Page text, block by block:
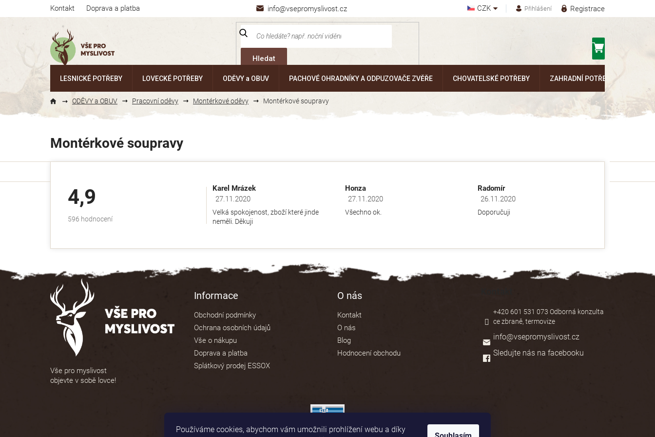
Používáme cookies, abychom vám umožnili prohlížení webu a díky
info@vsepromyslivost.cz
Kontakt Doprava a platba CZK Registrace
Přihlášení
Hledat
LESNICKÉ POTŘEBY LOVECKÉ POTŘEBY ODĚVY a OBUV PACHOVÉ OHRADNÍKY A ODPUZOVAČE ZVĚŘE CHOVATELSKÉ POTŘEBY ZAHRADNÍ POTŘEBY
ODĚVY a OBUV Pracovní oděvy Montérkové oděvy Montérkové soupravy
Montérkové soupravy
4,9
Průměrné
5
hvězdiček.
596 hodnocení
Karel Mrázek
Hodnocení obchodu je 5 z 5 hvězdiček.
27.11.2020
Velká spokojenost, zboží které jinde
neměli. Děkuji
Honza
Hodnocení obchodu je 5 z 5 hvězdiček.
27.11.2020
Všechno ok.
Radomír
Hodnocení obchodu je 5 z 5 hvězdiček.
26.11.2020
Doporučuji
Vše pro myslivost
objevte v sobě lovce!
Informace
Obchodní podmínky
Ochrana osobních údajů
Vše o nákupu
Doprava a platba
Splátkový prodej ESSOX
O nás
Kontakt
O nás
Blog
Hodnocení obchodu
info@vsepromyslivost.cz
+420 601 531 073 Odborná konzulta
ce zbraně, termovize
Sledujte nás na facebooku